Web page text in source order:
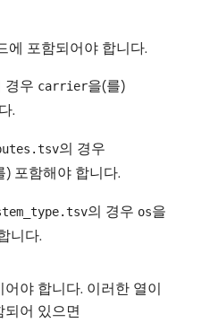
에 포함되어야 합니다.
경우 carrier을(를)
.
의 경우
) 포함해야 합니다.
의 경우 os을
니다.
어야 합니다. 이러한 열이
어 있으면